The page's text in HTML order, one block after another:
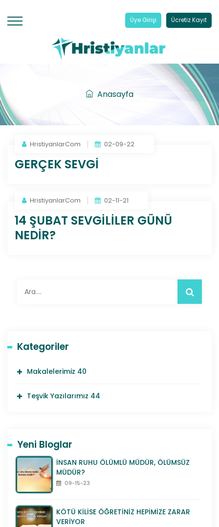
Üye Girişi Ücretiz Kayıt
Anasayfa
HristiyanlarCom 02-09-22
GERÇEK SEVGİ
HristiyanlarCom 02-11-21
14 ŞUBAT SEVGİLİLER GÜNÜ
NEDİR?
Kategoriler
Makalelerimiz 40
Teşvik Yazılarımız 44
Yeni Bloglar
İNSAN RUHU ÖLÜMLÜ MÜDÜR, ÖLÜMSÜZ
MÜDÜR?
09-15-23
KÖTÜ KİLİSE ÖĞRETİNİZ HEPİMİZE ZARAR
VERİYOR